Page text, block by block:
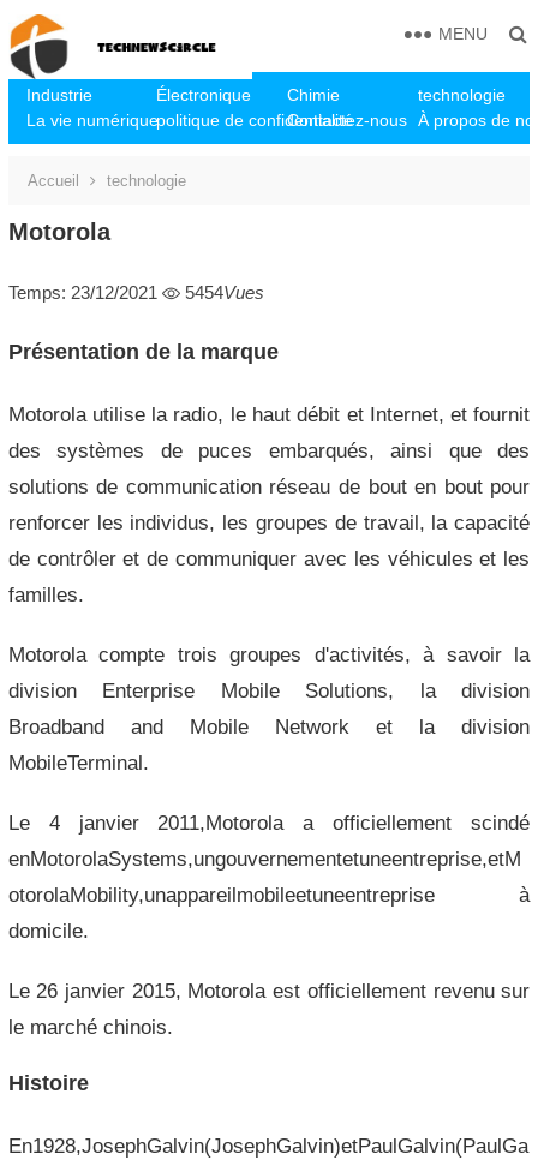
Industrie Électronique Chimie
technologie
La vie numériquepolitique de confidentialité
Contactez-nous À propos de
MENU
Accueil technologie
Motorola
Temps: 23/12/2021 5454Vues
Présentation de la marque
Motorola utilise la radio, le haut débit et Internet, et fournit
des systèmes de puces embarqués, ainsi que des
solutions de communication réseau de bout en bout pour
renforcer les individus, les groupes de travail, la capacité
de contrôler et de communiquer avec les véhicules et les
familles.
Motorola compte trois groupes d'activités, à savoir la
division Enterprise Mobile Solutions, la division
Broadband and Mobile Network et la division
MobileTerminal.
Le 4 janvier 2011,Motorola a officiellement scindé
enMotorolaSystems,ungouvernementetuneentreprise,etM
otorolaMobility,unappareilmobileetuneentreprise à
domicile.
Le 26 janvier 2015, Motorola est officiellement revenu sur
le marché chinois.
Histoire
En1928,JosephGalvin(JosephGalvin)etPaulGalvin(PaulGa